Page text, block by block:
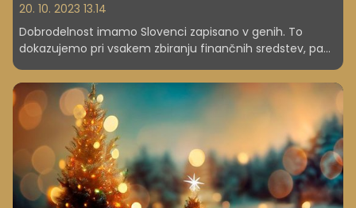
20. 10. 2023 13.14
Dobrodelnost imamo Slovenci zapisano v genih. To
dokazujemo pri vsakem zbiranju finančnih sredstev, pa
naj bo za zdravljenje, osnovno preživetje ali pomoč ob
naravnih nesrečah. Pomagamo tudi v lokalnem okolju:
mladini pri učenju, starejšim pri premagovanju
vsakodnevnih izzivov, sosedom pri domačih opravilih. Za
ponujeno pomoč ne pričakujemo materialnih koristi, delo
opravimo v dobro drugih ali v splošno korist. S tem v svet
pošiljamo pomembno sporočilo: da se tudi v kapitalizmu
najde prostor za humanitarnost in prostovoljstvo.